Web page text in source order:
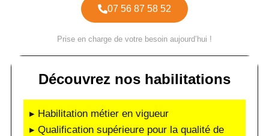
07 56 87 58 52
Prise en charge de votre besoin aujourd’hui !
Découvrez nos habilitations
▸ Habilitation métier en vigueur
▸ Qualification supérieure pour la qualité de